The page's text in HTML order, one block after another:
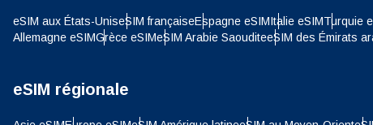
eSIM aux États-UniseSIM françaiseEspagne eSIMItalie eSIMTurquie
Allemagne eSIMGrèce eSIMeSIM Arabie SaouditeeSIM des Émirats
eSIM régionale
日